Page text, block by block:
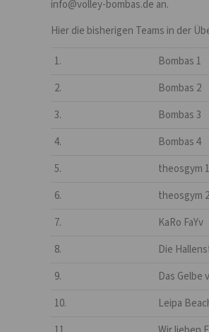
info@volley-bombas.de an.
Hier die bisherigen Teams in der
1.
Bombas 1
2.
Bombas 2
3.
Bombas 3
4.
Bombas 4
5.
theosgym 1
6.
theosgym 2
7.
KaRo FaYv
8.
Die
9.
Das Gelbe
10.
Leipa